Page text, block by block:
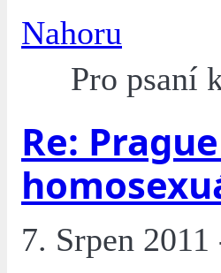
Nahoru
Pro psaní
Re:
7. Srpen